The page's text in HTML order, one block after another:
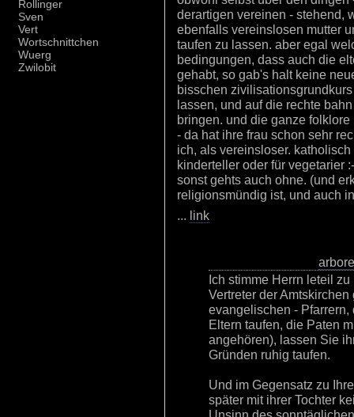
Rollinger
Sven
Vert
Wortschnittchen
Wuerg
Zwilobit
derartigen vereinen - stehend,
ebenfalls vereinslosen mutter
taufen zu lassen. aber egal
bedingungen, dass auch die
gehabt, so gab's halt keine
bisschen
lassen, und auf die rechte
bringen. und die ganze
- da hat ihre frau schon sehr
ich, als vereinsloser.
kinderteller oder für vegetarier
sonst gehts auch ohne. (und
religionsmündig ist, und auch
... link
Ich stimme Herrn leteil
Vertreter der
evangelischen -
Eltern taufen, die Paten
angehören), lassen Sie
Gründen ruhig taufen.
Und im Gegensatz zu
später mit ihrer Tochter